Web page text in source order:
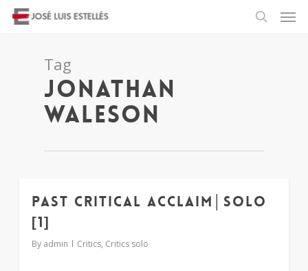
Tag
jonathan
waleson
Past critical acclaim│solo
[1]
By admin Critics, Critics solo
1